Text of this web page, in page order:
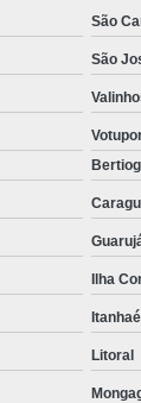
São
São
Ilha
Litoral